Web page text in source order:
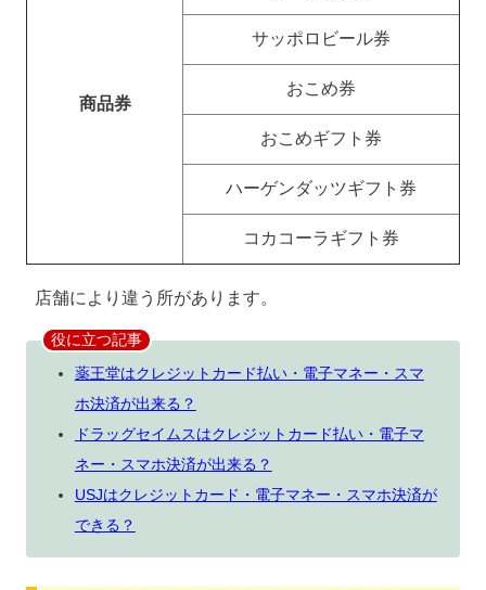
商品券
サッポロビール券
おこめ券
おこめギフト券
ハーゲンダッツギフト券
コカコーラギフト券
店舗により違う所があります。
役に立つ記事
薬王堂はクレジットカード払い・電子マネー・スマ
ホ決済が出来る？
ドラッグセイムスはクレジットカード払い・電子マ
ネー・スマホ決済が出来る？
USJはクレジットカード・電子マネー・スマホ決済が
できる？